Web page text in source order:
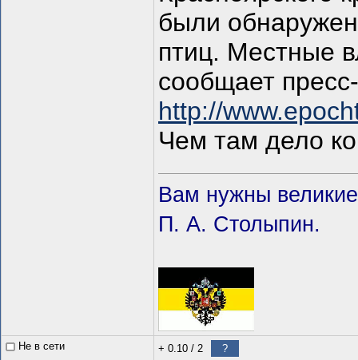
были
птиц. Местные
сообщает
http://
Чем там дело
Вам нужны
П. А. Столыпин.
Не в сети + 0.10 / 2 ?